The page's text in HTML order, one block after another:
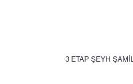
3 ETAP ŞEYH